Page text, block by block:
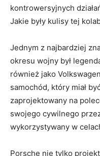
kontrowersyjnych
Jakie były kulisy tej
Jednym ⁢z najbardziej
okresu wojny⁣ był‌
również‌ jako
samochód, który miał
zaprojektowany na
swojego cywilnego
wykorzystywany⁣ w
Porsche nie⁣ tylko